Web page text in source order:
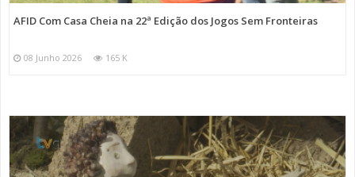
AFID Com Casa Cheia na 22ª Edição dos Jogos Sem Fronteiras
08 Junho 2026 165 K